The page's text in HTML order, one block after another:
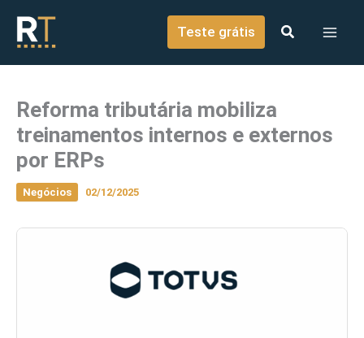
conteúdo
Teste grátis
Reforma tributária mobiliza
treinamentos internos e externos
por ERPs
Negócios 02/12/2025